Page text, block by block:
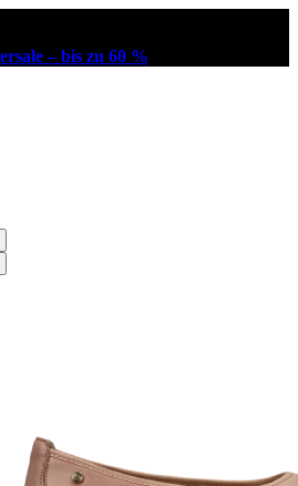
– bis zu 60 %